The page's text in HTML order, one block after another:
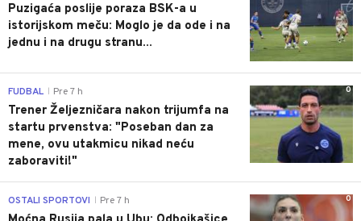
Puzigaća poslije poraza BSK-a u
istorijskom meču: Moglo je da ode i na
jednu i na drugu stranu...
0
FUDBAL Pre 7 h
Trener Željezničara nakon trijumfa na
startu prvenstva: "Poseban dan za
mene, ovu utakmicu nikad neću
zaboraviti!"
0
OSTALI SPORTOVI Pre 7 h